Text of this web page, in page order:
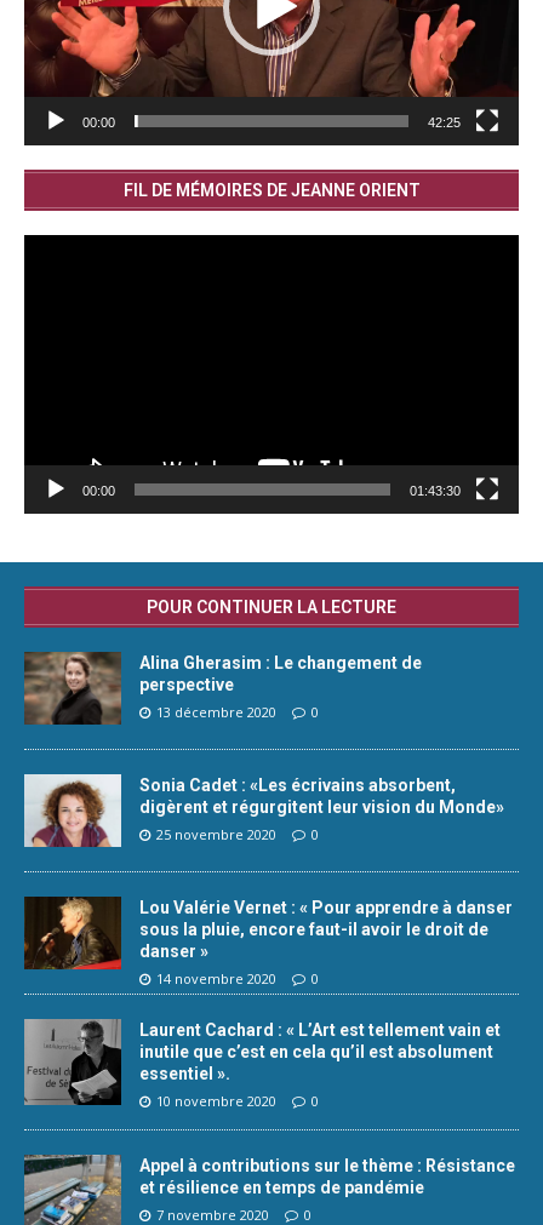
00:00 42:25
FIL DE MÉMOIRES DE JEANNE ORIENT
00:00 01:43:30
POUR CONTINUER LA LECTURE
Alina Gherasim : Le changement de
perspective
13 décembre 2020 0
Sonia Cadet : «Les écrivains absorbent,
digèrent et régurgitent leur vision du Monde»
25 novembre 2020 0
Lou Valérie Vernet : « Pour apprendre à danser
sous la pluie, encore faut-il avoir le droit de
danser »
14 novembre 2020 0
Laurent Cachard : « L’Art est tellement vain et
inutile que c’est en cela qu’il est absolument
essentiel ».
10 novembre 2020 0
Appel à contributions sur le thème : Résistance
et résilience en temps de pandémie
7 novembre 2020 0